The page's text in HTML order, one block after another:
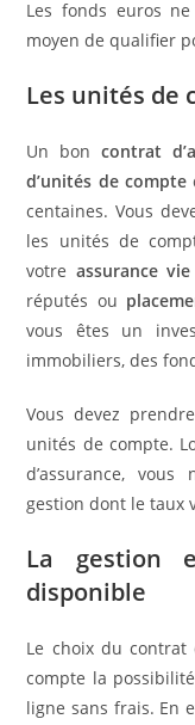
Les fonds euros
moyen de qualifier
Les unités de
Un boncontrat
d’unités de compte
centaines. Vous
les unités de
votre assurance vie
réputés ou
vous êtes un
immobiliers, des
Vous devez
unités de compte.
d’assurance,
gestion dont le taux
La gestion
disponible
Le choix du contrat
compte la
ligne sans frais. En